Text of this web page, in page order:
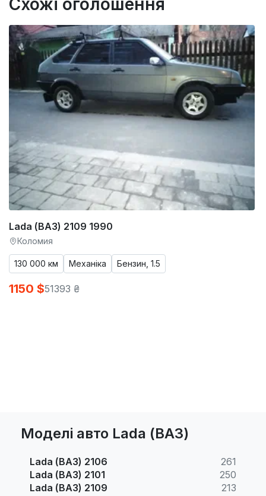
Схожі оголошення
Lada (ВАЗ) 2109 1990
Коломия
130 000 км Механіка Бензин, 1.5
1150 $51393 ₴
Моделі авто Lada (ВАЗ)
Lada (ВАЗ) 2106
261
Lada (ВАЗ) 2101
250
Lada (ВАЗ) 2109
213